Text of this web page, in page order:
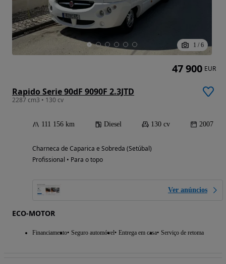
1 / 6
Rapido Serie 90dF 9090F 2.3JTD
2287 cm3 • 130 cv
111 156 km Diesel 130 cv 2007
Charneca de Caparica e Sobreda (Setúbal)
Profissional • Para o topo
Ver anúncios
ECO-MOTOR
Financiamento Seguro automóvel Entrega em casa Serviço de retoma
47 900 EUR